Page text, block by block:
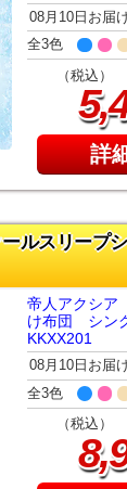
08月10日お届
全3色
（税込）
5,
詳
ルスリープ
帝人アクシ
け布団 シン
KKXX201
08月10日お届
全3色
（税込）
8,